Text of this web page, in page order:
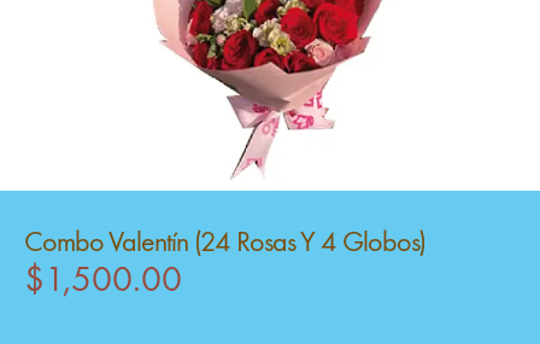
Combo Valentín (24 Rosas Y 4 Globos)
$1,500.00